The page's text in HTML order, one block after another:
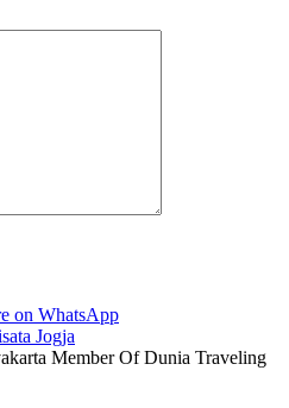
on WhatsAppShare
WhatsApp
Member Of Dunia Traveling